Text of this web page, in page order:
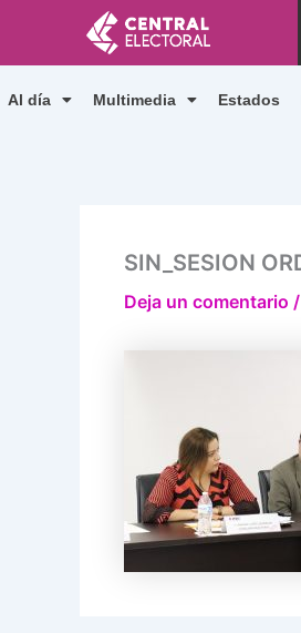
contenido
Al día Multimedia Estados
SIN_SESION
Deja un comentario